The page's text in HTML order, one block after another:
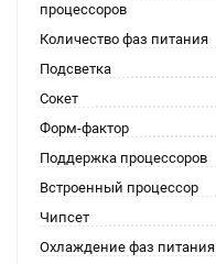
процессоров
Количество фаз питания
Подсветка
Сокет
Форм-фактор
Поддержка процессоров
Встроенный процессор
Чипсет
Охлаждение фаз питания